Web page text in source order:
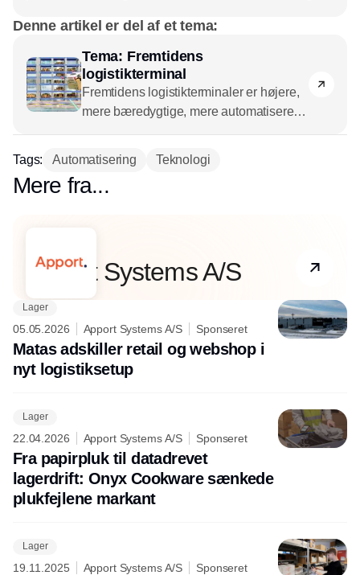
Denne artikel er del af et tema:
Tema: Fremtidens
logistikterminal
Fremtidens logistikterminaler er højere,
mere bæredygtige, mere automatiserede
paddehatte i efterårsskoven i det danske
og europæiske landskab i disse år. Læs
tema.
Tags: Automatisering Teknologi
Mere fra...
Apport Systems A/S
Lager
05.05.2026 Apport Systems A/S Sponseret
Matas adskiller retail og webshop i
nyt logistiksetup
Lager
22.04.2026 Apport Systems A/S Sponseret
Fra papirpluk til datadrevet
lagerdrift: Onyx Cookware sænkede
plukfejlene markant
Lager
19.11.2025 Apport Systems A/S Sponseret